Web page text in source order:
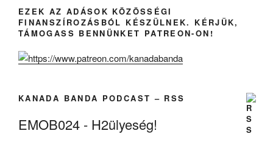
EZEK AZ ADÁSOK KÖZÖSSÉGI
FINANSZÍROZÁSBÓL KÉSZÜLNEK. KÉRJÜK,
TÁMOGASS BENNÜNKET PATREON-ON!
KANADA BANDA PODCAST – RSS
EMOB024 - H2ülyeség!